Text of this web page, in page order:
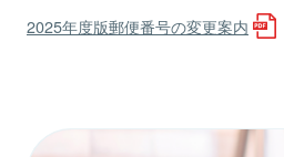
2025年度版郵便番号の変更案内